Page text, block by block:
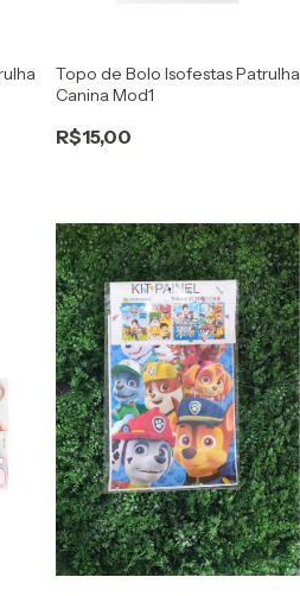
Topo de Bolo Isofestas Patrulha
Canina Mod1
R$15,00